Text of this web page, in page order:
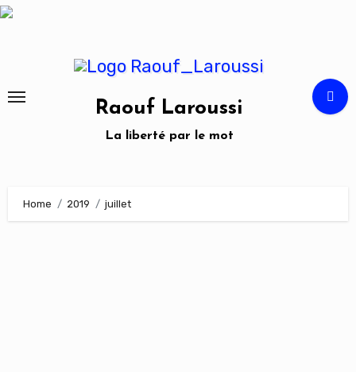
Skip
Raouf Laroussi
La liberté par le mot
Home 2019 juillet